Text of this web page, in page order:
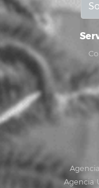
Agencia